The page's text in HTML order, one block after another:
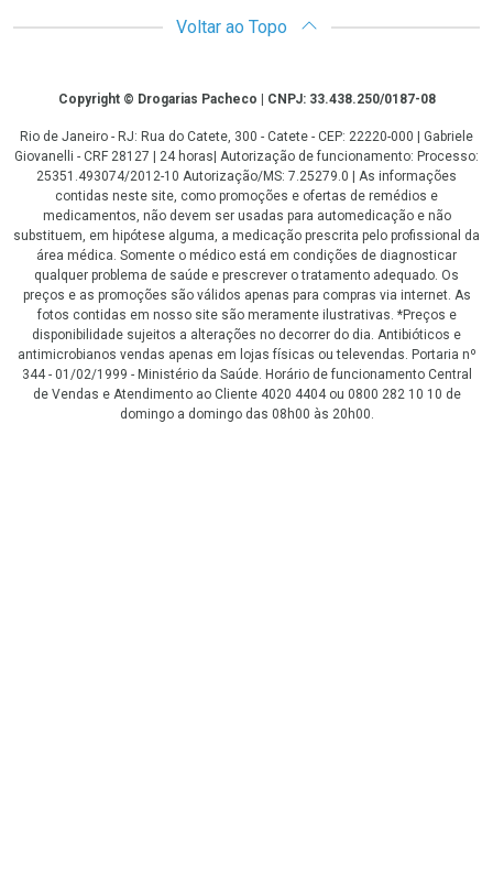
Voltar ao Topo
CopyrightCopyright © Drogarias Pacheco | CNPJ: 33.438.250/0187-08
Rio de Janeiro - RJ: Rua do Catete, 300 - Catete - CEP: 22220-000 | Gabriele
Giovanelli - CRF 28127 | 24 horas| Autorização de funcionamento: Processo:
25351.493074/2012-10 Autorização/MS: 7.25279.0 | As informações
contidas neste site, como promoções e ofertas de remédios e
medicamentos, não devem ser usadas para automedicação e não
substituem, em hipótese alguma, a medicação prescrita pelo profissional da
área médica. Somente o médico está em condições de diagnosticar
qualquer problema de saúde e prescrever o tratamento adequado. Os
preços e as promoções são válidos apenas para compras via internet. As
fotos contidas em nosso site são meramente ilustrativas. *Preços e
disponibilidade sujeitos a alterações no decorrer do dia. Antibióticos e
antimicrobianos vendas apenas em lojas físicas ou televendas. Portaria nº
344 - 01/02/1999 - Ministério da Saúde. Horário de funcionamento Central
de Vendas e Atendimento ao Cliente 4020 4404 ou 0800 282 10 10 de
domingo a domingo das 08h00 às 20h00.